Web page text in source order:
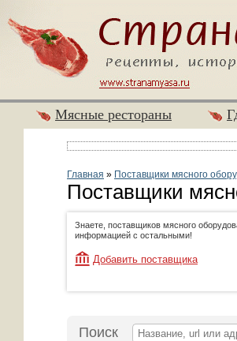
Мясные рестораны
Главная » Поставщики мясного
Поставщики
Знаете, поставщиков мясного
информацией с остальными!
Добавить поставщика
Поиск